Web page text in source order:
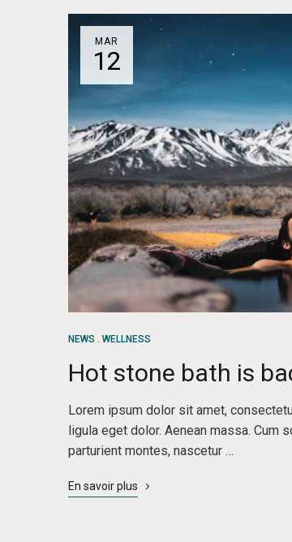
MAR
12
NEWS WELLNESS
Hot stone bath is
Lorem ipsum dolor sit amet,
ligula eget dolor. Aenean massa. Cum
parturient montes, nascetur …
En savoir plus